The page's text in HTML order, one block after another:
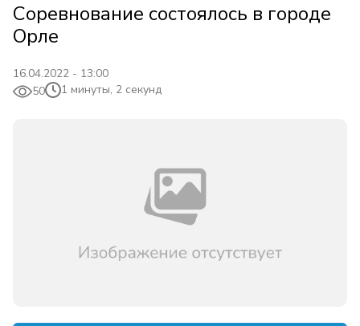
Соревнование состоялось в городе
Орле
16.04.2022 - 13:00
50
1 минуты, 2 секунд